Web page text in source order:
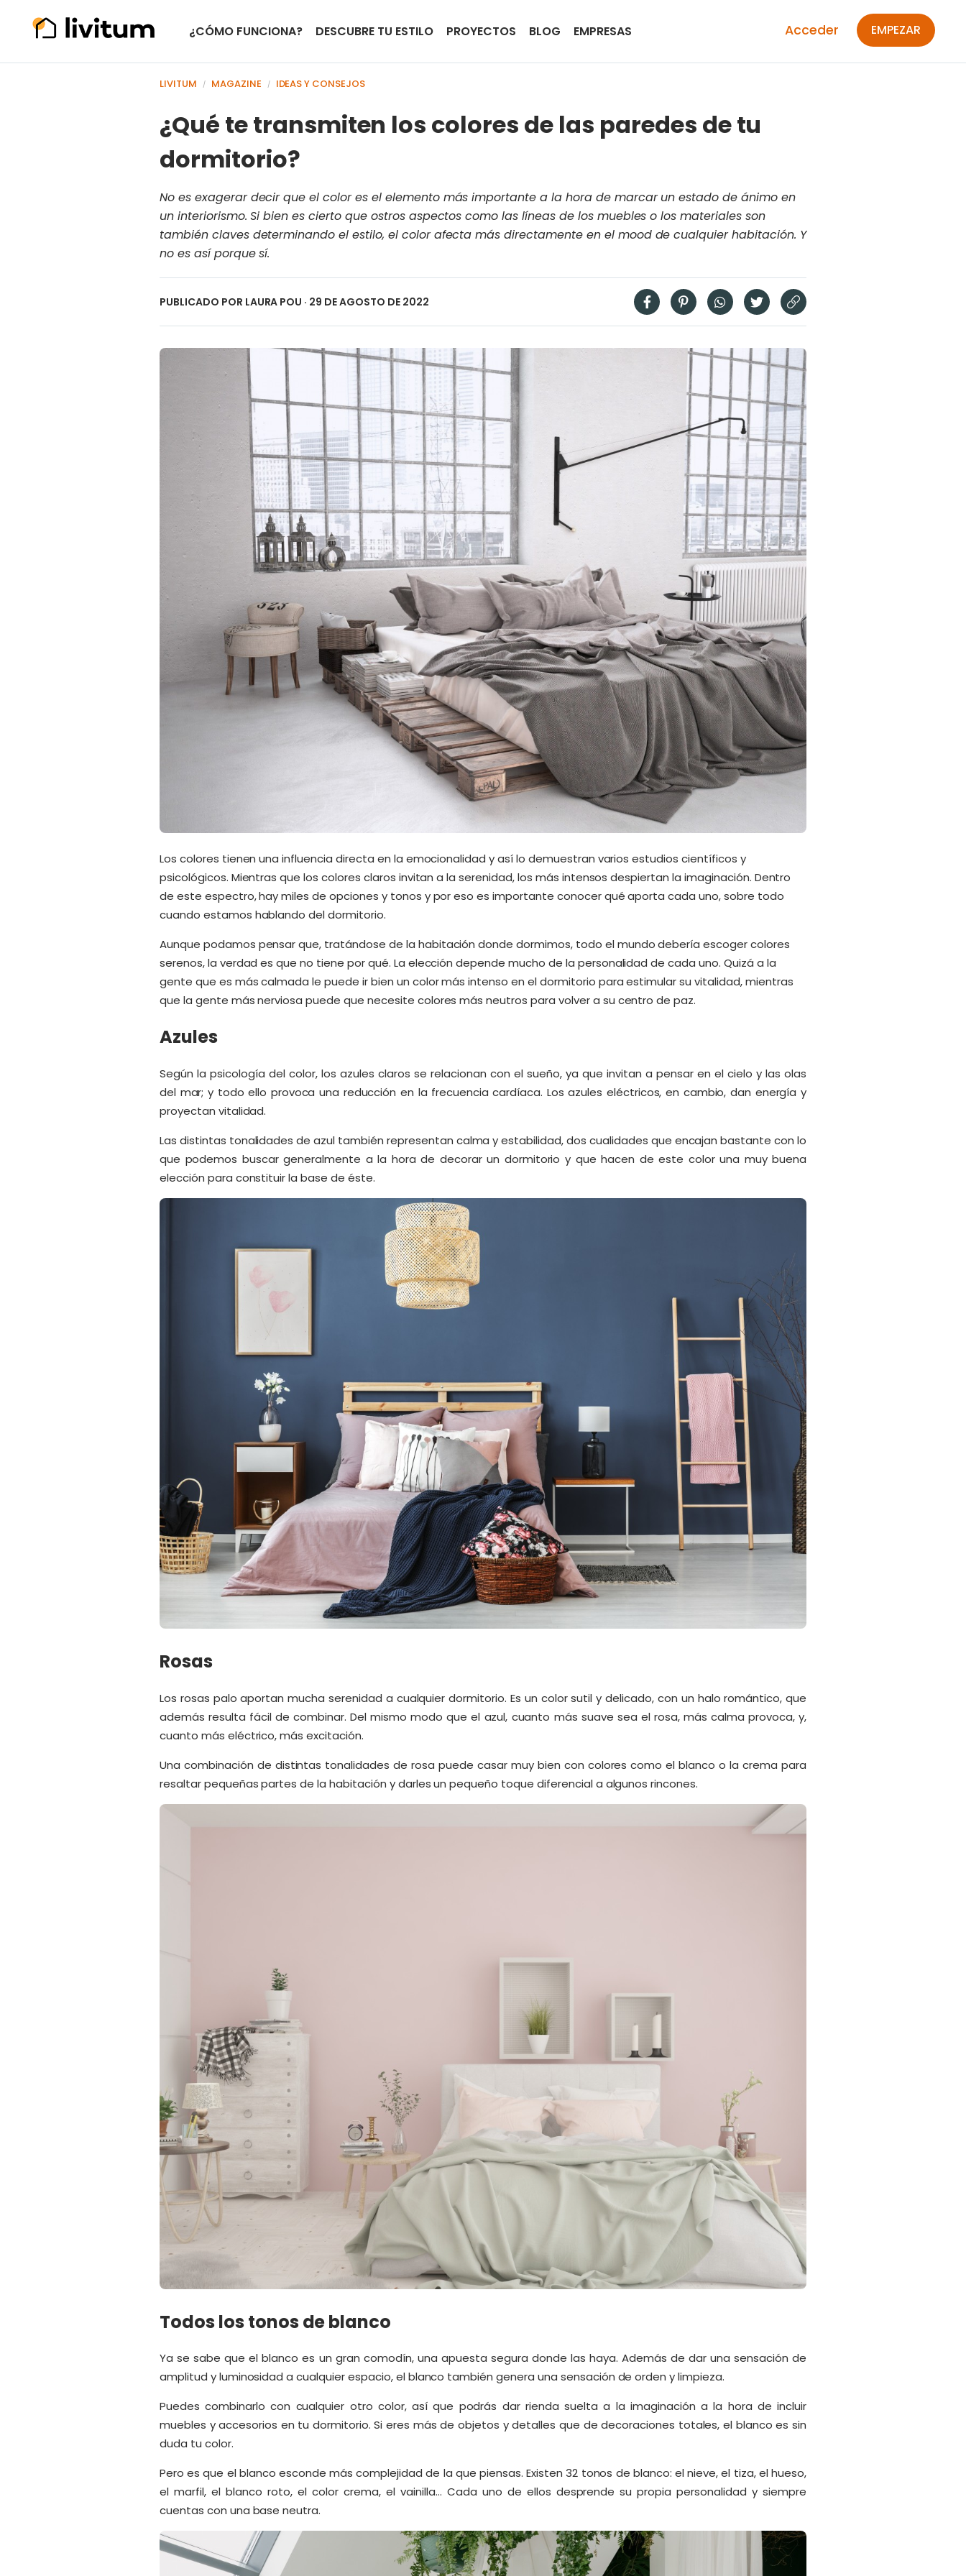
¿CÓMO FUNCIONA? DESCUBRE TU ESTILO PROYECTOS BLOG EMPRESAS EMPEZAR
Acceder
LIVITUM / MAGAZINE / IDEAS Y CONSEJOS
¿Qué te transmiten los colores de las paredes de tu
dormitorio?
No es exagerar decir que el color es el elemento más importante a la hora de marcar un estado de ánimo en
un interiorismo. Si bien es cierto que ostros aspectos como las líneas de los muebles o los materiales son
también claves determinando el estilo, el color afecta más directamente en el mood de cualquier habitación. Y
no es así porque sí.
PUBLICADO POR LAURA POU · 29 DE AGOSTO DE 2022
Los colores tienen una influencia directa en la emocionalidad y así lo demuestran varios estudios científicos y
psicológicos. Mientras que los colores claros invitan a la serenidad, los más intensos despiertan la imaginación. Dentro
de este espectro, hay miles de opciones y tonos y por eso es importante conocer qué aporta cada uno, sobre todo
cuando estamos hablando del dormitorio.
Aunque podamos pensar que, tratándose de la habitación donde dormimos, todo el mundo debería escoger colores
serenos, la verdad es que no tiene por qué. La elección depende mucho de la personalidad de cada uno. Quizá a la
gente que es más calmada le puede ir bien un color más intenso en el dormitorio para estimular su vitalidad, mientras
que la gente más nerviosa puede que necesite colores más neutros para volver a su centro de paz.
Azules
Según la psicología del color, los azules claros se relacionan con el sueño, ya que invitan a pensar en el cielo y las olas
del mar; y todo ello provoca una reducción en la frecuencia cardíaca. Los azules eléctricos, en cambio, dan energía y
proyectan vitalidad.
Las distintas tonalidades de azul también representan calma y estabilidad, dos cualidades que encajan bastante con lo
que podemos buscar generalmente a la hora de decorar un dormitorio y que hacen de este color una muy buena
elección para constituir la base de éste.
Rosas
Los rosas palo aportan mucha serenidad a cualquier dormitorio. Es un color sutil y delicado, con un halo romántico, que
además resulta fácil de combinar. Del mismo modo que el azul, cuanto más suave sea el rosa, más calma provoca, y,
cuanto más eléctrico, más excitación.
Una combinación de distintas tonalidades de rosa puede casar muy bien con colores como el blanco o la crema para
resaltar pequeñas partes de la habitación y darles un pequeño toque diferencial a algunos rincones.
Todos los tonos de blanco
Ya se sabe que el blanco es un gran comodín, una apuesta segura donde las haya. Además de dar una sensación de
amplitud y luminosidad a cualquier espacio, el blanco también genera una sensación de orden y limpieza.
Puedes combinarlo con cualquier otro color, así que podrás dar rienda suelta a la imaginación a la hora de incluir
muebles y accesorios en tu dormitorio. Si eres más de objetos y detalles que de decoraciones totales, el blanco es sin
duda tu color.
Pero es que el blanco esconde más complejidad de la que piensas. Existen 32 tonos de blanco: el nieve, el tiza, el hueso,
el marfil, el blanco roto, el color crema, el vainilla… Cada uno de ellos desprende su propia personalidad y siempre
cuentas con una base neutra.